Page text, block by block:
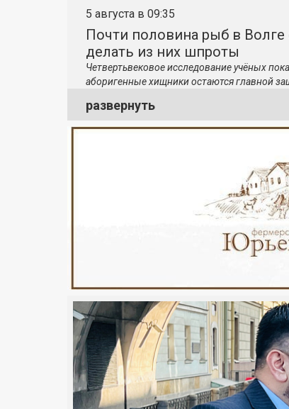
5 августа в 09:35
Почти половина рыб в Волге
делать из них шпроты
Четвертьвековое исследование учёных
аборигенные хищники остаются главной
развернуть